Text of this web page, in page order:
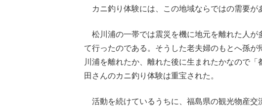
カニ釣り体験には、この地域ならではの需要が
松川浦の一帯では震災を機に地元を離れた人が
て行ったのである。そうした老夫婦のもとへ孫
川浦を離れたか、離れた後に生まれたかなので
田さんのカニ釣り体験は重宝された。
活動を続けているうちに、福島県の観光物産交